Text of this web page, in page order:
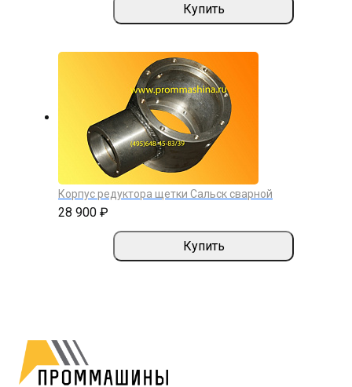
Купить
Корпус редуктора щетки Сальск сварной
28 900 ₽
Купить